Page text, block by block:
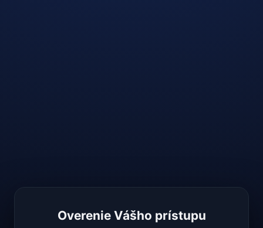
Overenie Vášho prístupu